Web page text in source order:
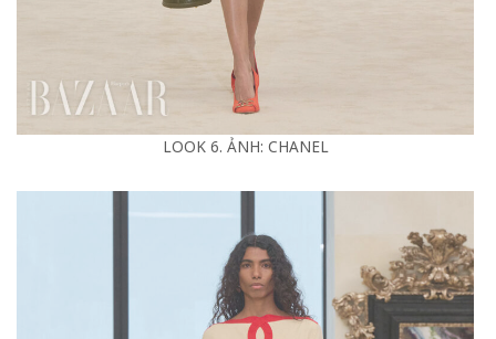
LOOK 6. ẢNH: CHANEL